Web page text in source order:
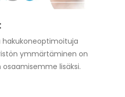
ymmärtäminen on
lisäksi.